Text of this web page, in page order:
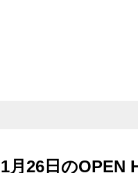
1月26日のOPEN